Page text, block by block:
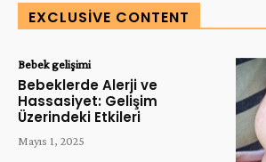
EXCLUSIVE CONTENT
Bebek gelişimi
Bebeklerde Alerji ve
Hassasiyet: Gelişim
Üzerindeki Etkileri
Mayıs 1, 2025